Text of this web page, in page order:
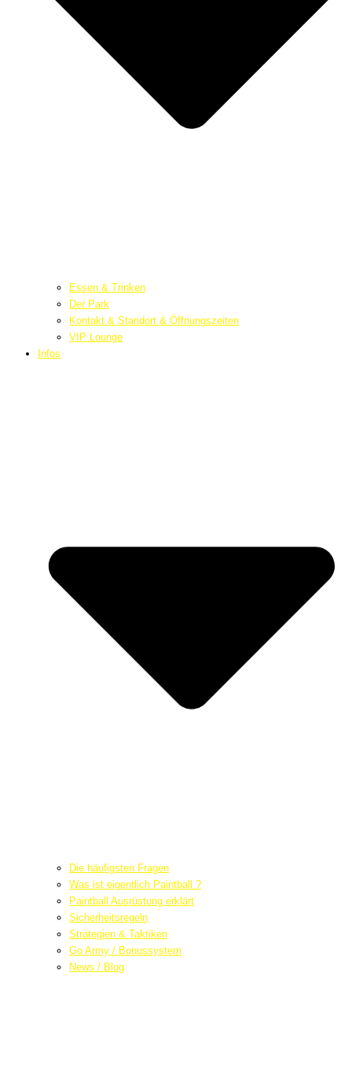
Essen & Trinken
Der Park
Kontakt & Standort & Öffnungszeiten
VIP Lounge
Infos
Die häufigsten Fragen
Was ist eigentlich Paintball ?
Paintball Ausrüstung erklärt
Sicherheitsregeln
Strategien & Taktiken
Go Army / Bonussystem
News / Blog